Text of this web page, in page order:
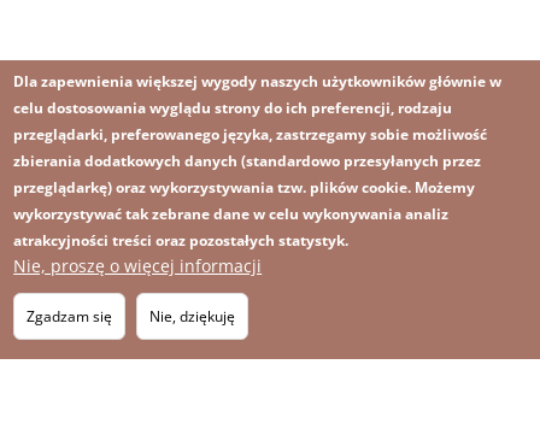
Footer
menu
Zapisz się na newsletter
Obraz
MAPA STRONY
OBRAZ
Dla zapewnienia większej wygody naszych użytkowników głównie w
celu dostosowania wyglądu strony do ich preferencji, rodzaju
przeglądarki, preferowanego języka, zastrzegamy sobie możliwość
zbierania dodatkowych danych (standardowo przesyłanych przez
przeglądarkę) oraz wykorzystywania tzw. plików cookie. Możemy
wykorzystywać tak zebrane dane w celu wykonywania analiz
atrakcyjności treści oraz pozostałych statystyk.
Nie, proszę o więcej informacji
Zgadzam się Nie, dziękuję